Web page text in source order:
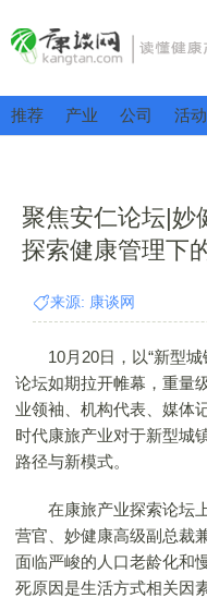
推荐 产业 公司 活动
聚焦安仁论坛|妙
探索健康管理下
来源: 康谈网
10月20日，以“新型城
论坛如期拉开帷幕，重量
业领袖、机构代表、媒体
时代康旅产业对于新型城
路径与新模式。
在康旅产业探索论坛上
营官、妙健康高级副总裁
面临严峻的人口老龄化和
死原因是生活方式相关因